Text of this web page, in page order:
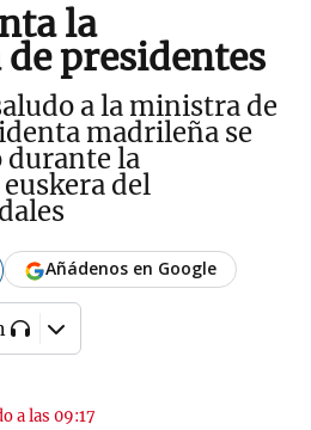
la
presidentes
a la ministra de
madrileña se
durante la
del
a las 09:17
Añádenos en Google